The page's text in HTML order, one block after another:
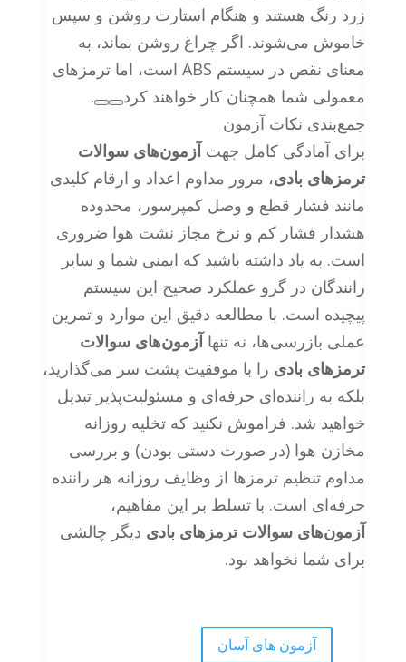
زرد رنگ هستند و هنگام استارت روشن و سپس
خاموش می‌شوند. اگر چراغ روشن بماند، به
معنای نقص در سیستم ABS است، اما ترمزهای
معمولی شما همچنان کار خواهند کرد
.
جمع‌بندی نکات آزمون
برای آمادگی کامل جهتآزمون‌های سوالات
ترمزهای بادی، مرور مداوم اعداد و ارقام کلیدی
مانند فشار قطع و وصل کمپرسور، محدوده
هشدار فشار کم و نرخ مجاز نشت هوا ضروری
است. به یاد داشته باشید که ایمنی شما و سایر
رانندگان در گرو عملکرد صحیح این سیستم
پیچیده است. با مطالعه دقیق این موارد و تمرین
عملی بازرسی‌ها، نه تنهاآزمون‌های سوالات
ترمزهای بادی را با موفقیت پشت سر می‌گذارید،
بلکه به راننده‌ای حرفه‌ای و مسئولیت‌پذیر تبدیل
خواهید شد. فراموش نکنید که تخلیه روزانه
مخازن هوا (در صورت دستی بودن) و بررسی
مداوم تنظیم ترمزها از وظایف روزانه هر راننده
حرفه‌ای است. با تسلط بر این مفاهیم،
آزمون‌های سوالات ترمزهای بادی دیگر چالشی
برای شما نخواهد بود.
آزمون های آسان